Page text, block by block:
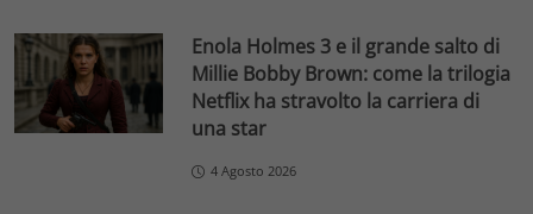
Enola Holmes 3 e il grande salto di
Millie Bobby Brown: come la trilogia
Netflix ha stravolto la carriera di
una star
4 Agosto 2026